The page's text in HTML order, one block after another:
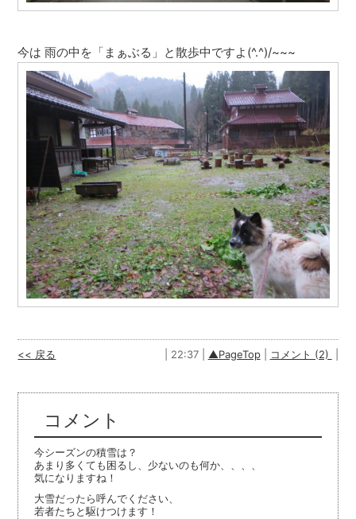
今は 雨の中を「まぁぶる」と散歩中ですよ(^.^)/~~~
| 22:37 | ▲PageTop| コメント (2)
<< 戻る
コメント
今シーズンの積雪は？
あまり多くても困るし、少ないのも何か、、、、
気になりますね！
大雪だったら呼んでください、
若者たちと駆けつけます！